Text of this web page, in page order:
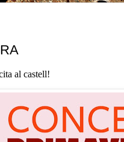
al castell!